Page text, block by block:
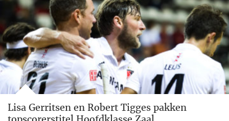
Lisa Gerritsen en Robert Tigges pakken